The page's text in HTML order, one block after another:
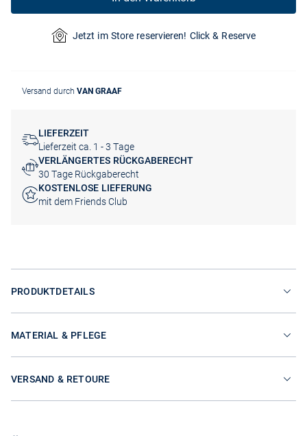
Jetzt im Store reservieren! Click & Reserve
Versand durch VAN GRAAF
LIEFERZEIT
Lieferzeit ca. 1 - 3 Tage
VERLÄNGERTES RÜCKGABERECHT
30 Tage Rückgaberecht
KOSTENLOSE LIEFERUNG
mit dem Friends Club
PRODUKTDETAILS
MATERIAL & PFLEGE
VERSAND & RETOURE